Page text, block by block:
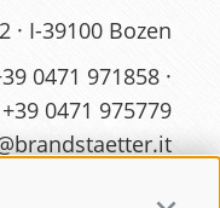
· I-39100 Bozen
0471 971858·
+39 0471 975779